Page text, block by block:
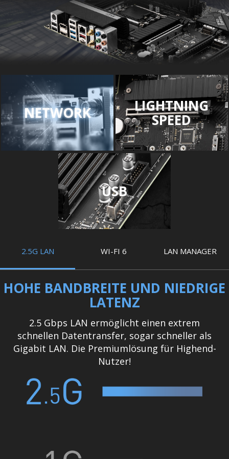
NETWORK LIGHTNING
SPEED
USB
2.5G LAN WI-FI 6 LAN MANAGER
HOHE BANDBREITE UND NIEDRIGE
LATENZ
2.5 Gbps LAN ermöglicht einen extrem
schnellen Datentransfer, sogar schneller als
Gigabit LAN. Die Premiumlösung für Highend-
Nutzer!